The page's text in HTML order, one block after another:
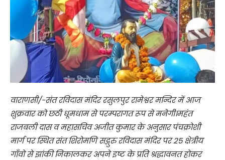
वाराणसी/-संत रविदास मंदिर रसुलपुर रामेश्वर मन्दिर में आज
शुक्रवार को छठी धूमधाम से परम्परागत रूप से मनेगी।महंत
राजबली दास व महासचिव अजीत कुमार के अनुसार पंचक्रोशी
मार्ग पर स्थित संत शिरोमणि सद्गुरु रविदास मंदिर पर 25 क्षेत्रीय
गाँवो से झांकी निकालकर अपने इष्ट के प्रति श्रद्धावनत होकर